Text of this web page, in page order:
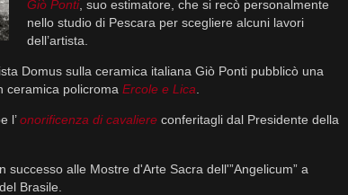
Giò Ponti, suo estimatore, che si recò personalmente
nello studio di Pescara per scegliere alcuni lavori
dell’artista.
Domus sulla ceramica italiana Giò Ponti pubblicò una
ceramica policroma Ercole e Lica
l’onorificenza di cavaliere conferitagli dal Presidente della
successo alle Mostre d'Arte Sacra dell'”Angelicum” a
Brasile.